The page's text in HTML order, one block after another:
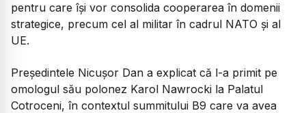
pentru care își vor consolida cooperarea în domenii
strategice, precum cel al militar în cadrul NATO și al
UE.
Președintele Nicușor Dan a explicat că l-a primit pe
omologul său polonez Karol Nawrocki la Palatul
Cotroceni, în contextul summitului B9 care va avea